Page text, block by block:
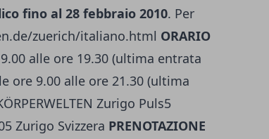
fino al 28 febbraio 2010. Per
zuerich/italiano.html ORARIO
alle ore 19.30 (ultima entrata
ore 9.00 alle ore 21.30 (ultima
Zurigo Puls5
Zurigo Svizzera PRENOTAZIONE